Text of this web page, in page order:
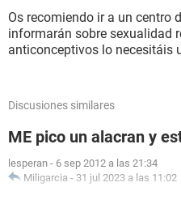
Os recomiendo ir a un
informarán sobre sexualidad
anticonceptivos lo necesitáis
Discusiones similares
ME pico un alacran y
lesperan - 6 sep 2012 a las 21:34
Miligarcia - 31 jul 2023 a las 11:02